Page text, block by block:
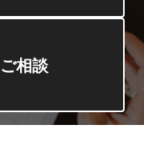
ご相談